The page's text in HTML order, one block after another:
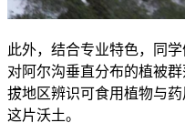
此外，结合专业特色，同学
对阿尔沟垂直分布的植被
拔地区辨识可食用植物与
这片沃土。